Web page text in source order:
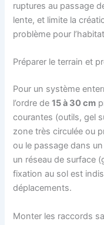
ruptures au passage
lente, et limite la
problème pour
Préparer le terrain et
Pour un système
l’ordre de15 à 30 cm
courantes (outils, gel
zone très circulée ou
ou le passage dans
un réseau de surface
fixation au sol est
déplacements.
Monter les raccords